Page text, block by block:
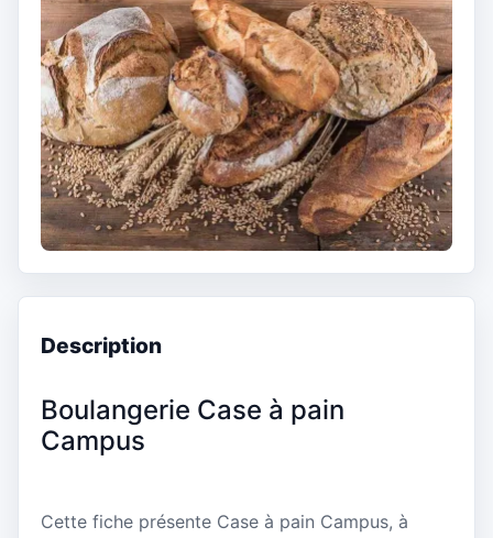
Description
Boulangerie Case à pain
Campus
Cette fiche présente Case à pain Campus, à